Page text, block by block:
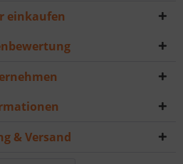
einkaufen
& Versand